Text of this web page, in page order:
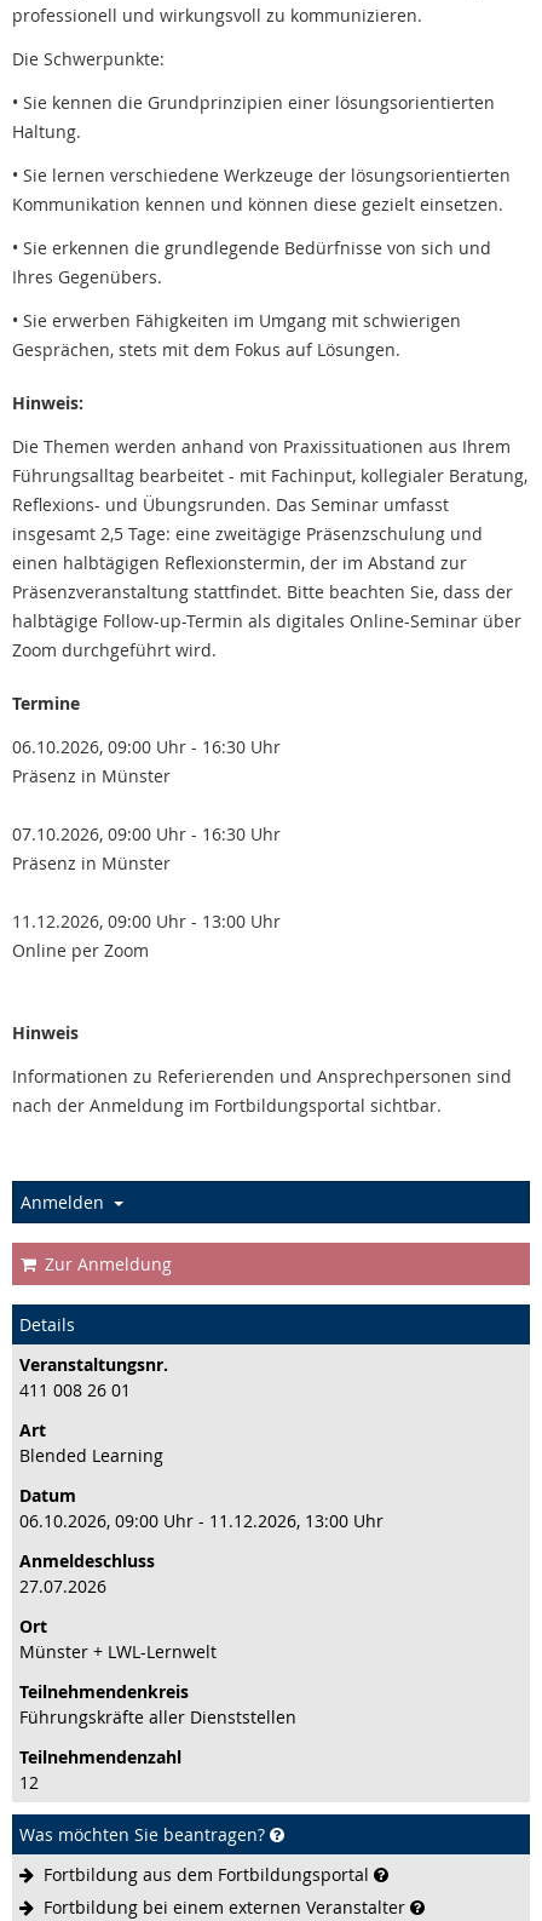
professionell und wirkungsvoll zu kommunizieren.
Die Schwerpunkte:
• Sie kennen die Grundprinzipien einer lösungsorientierten
Haltung.
• Sie lernen verschiedene Werkzeuge der lösungsorientierten
Kommunikation kennen und können diese gezielt einsetzen.
• Sie erkennen die grundlegende Bedürfnisse von sich und
Ihres Gegenübers.
• Sie erwerben Fähigkeiten im Umgang mit schwierigen
Gesprächen, stets mit dem Fokus auf Lösungen.
Hinweis:
Die Themen werden anhand von Praxissituationen aus Ihrem
Führungsalltag bearbeitet - mit Fachinput, kollegialer Beratung,
Reflexions- und Übungsrunden. Das Seminar umfasst
insgesamt 2,5 Tage: eine zweitägige Präsenzschulung und
einen halbtägigen Reflexionstermin, der im Abstand zur
Präsenzveranstaltung stattfindet. Bitte beachten Sie, dass der
halbtägige Follow-up-Termin als digitales Online-Seminar über
Zoom durchgeführt wird.
Termine
06.10.2026, 09:00 Uhr - 16:30 Uhr
Präsenz in Münster
07.10.2026, 09:00 Uhr - 16:30 Uhr
Präsenz in Münster
11.12.2026, 09:00 Uhr - 13:00 Uhr
Online per Zoom
Hinweis
Informationen zu Referierenden und Ansprechpersonen sind
nach der Anmeldung im Fortbildungsportal sichtbar.
Anmelden
Zur Anmeldung
Details
Veranstaltungs­nr.
411 008 26 01
Art
Blended Learning
Datum
06.10.2026, 09:00 Uhr - 11.12.2026, 13:00 Uhr
Anmeldeschluss
27.07.2026
Ort
Münster + LWL-Lernwelt
Teilnehmenden­kreis
Führungskräfte aller Dienststellen
Teilnehmenden­zahl
12
Was möchten Sie beantragen?
Fortbildung aus dem Fortbildungsportal
Fortbildung bei einem externen Veranstalter